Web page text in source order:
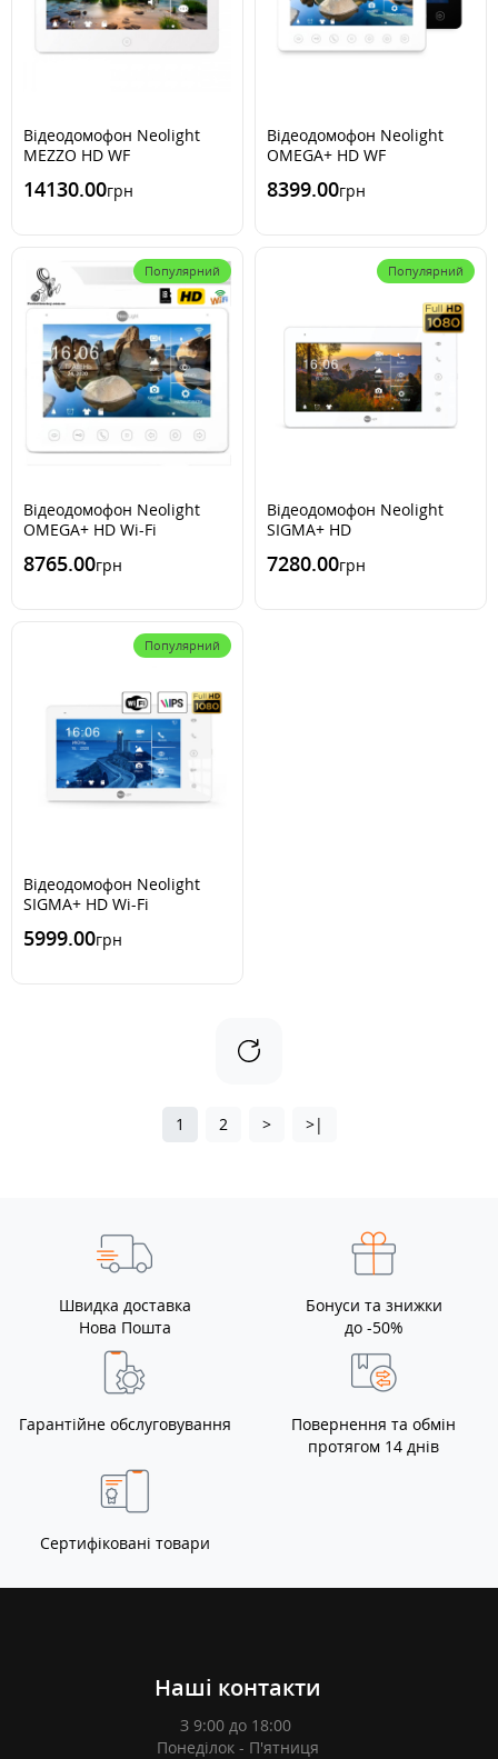
Відеодомофон Neolight
MEZZO HD WF
14130.00грн
Відеодомофон Neolight
OMEGA+ HD WF
8399.00грн
Популярний
Відеодомофон Neolight
OMEGA+ HD Wi-Fi
8765.00грн
Популярний
Відеодомофон Neolight
SIGMA+ HD
7280.00грн
Популярний
Відеодомофон Neolight
SIGMA+ HD Wi-Fi
5999.00грн
1 2 > >|
Швидка доставка
Нова Пошта
Бонуси та знижки
до -50%
Гарантійне обслуговування
Повернення та обмін
протягом 14 днів
Сертифіковані товари
Наші контакти
З 9:00 до 18:00
Понеділок - П'ятниця